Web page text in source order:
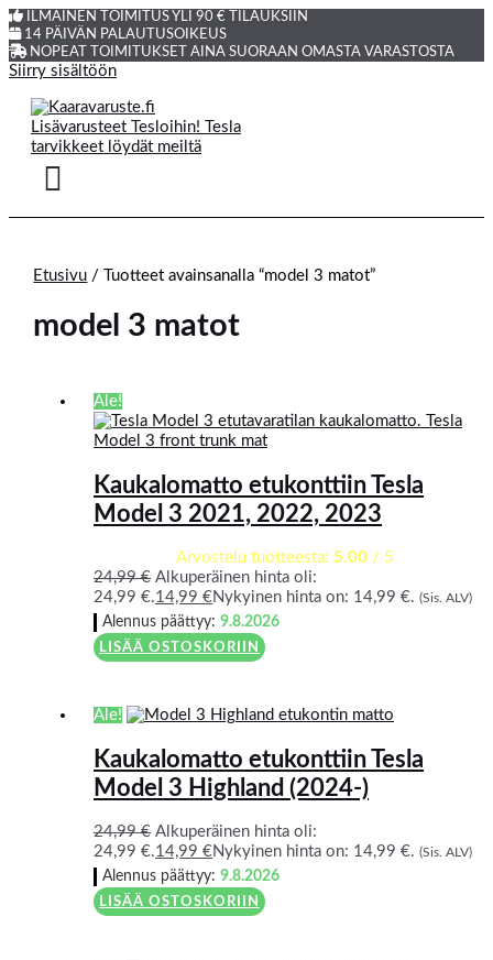
ILMAINEN TOIMITUS YLI 90 € TILAUKSIIN
14 PÄIVÄN PALAUTUSOIKEUS
NOPEAT TOIMITUKSET AINA SUORAAN OMASTA VARASTOSTA
Siirry sisältöön
Etusivu / Tuotteet avainsanalla “model 3 matot”
model 3 matot
Ale!
Kaukalomatto etukonttiin Tesla
Model 3 2021, 2022, 2023
Arvostelu tuotteesta: 5.00/ 5
24,99€ Alkuperäinen hinta oli:
24,99 €.14,99€Nykyinen hinta on: 14,99 €. (Sis. ALV)
Alennus päättyy:9.8.2026
LISÄÄ OSTOSKORIIN
Ale!
Kaukalomatto etukonttiin Tesla
Model 3 Highland (2024-)
24,99€ Alkuperäinen hinta oli:
24,99 €.14,99€Nykyinen hinta on: 14,99 €. (Sis. ALV)
Alennus päättyy:9.8.2026
LISÄÄ OSTOSKORIIN